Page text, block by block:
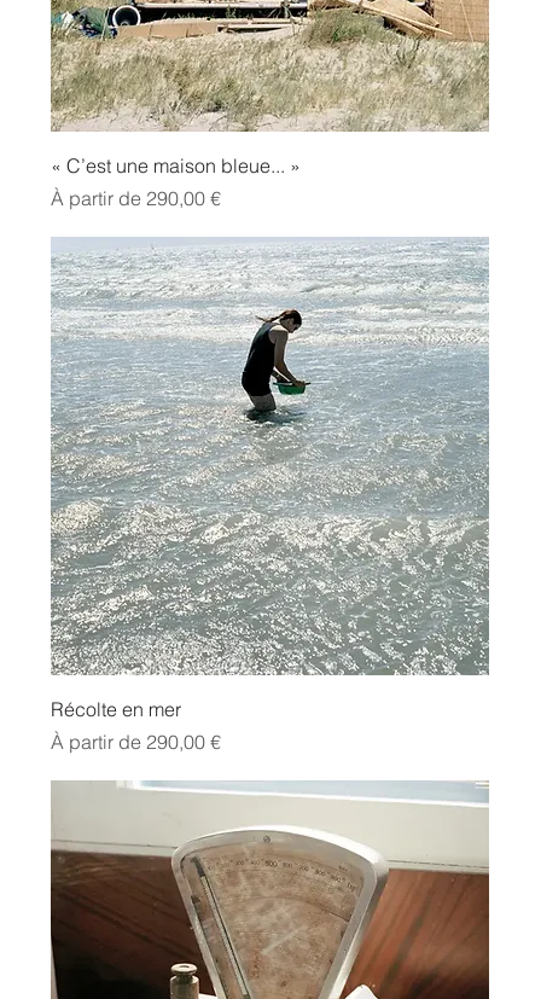
« C’est une maison bleue... »
À partir de 290,00 €
Prix promotionnel
Récolte en mer
À partir de290,00 €
Prix promotionnel